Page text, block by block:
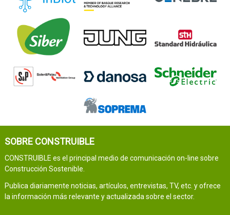
SOBRE CONSTRUIBLE
CONSTRUIBLE es el principal medio de comunicación on-line sobre
Construcción Sostenible.
Publica diariamente noticias, artículos, entrevistas, TV, etc. y ofrece
la información más relevante y actualizada sobre el sector.